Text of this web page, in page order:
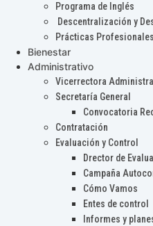
Programa de Inglés
Descentralización y
Prácticas Profesionales
Bienestar
Administrativo
Vicerrectora
Secretaría General
Convocatoria
Contratación
Evaluación y Control
Drector de
Campaña
Cómo Vamos
Entes de control
Informes y